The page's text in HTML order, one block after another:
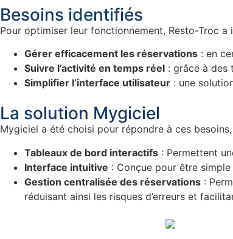
Besoins identifiés
Pour optimiser leur fonctionnement, Resto-Troc
Gérer efficacement les réservations : en
Suivre l’activité en temps réel : grâce à des
Simplifier l’interface utilisateur : une
La solution Mygiciel
Mygiciel a été choisi pour répondre à ces
Tableaux de bord interactifs : Permettent
Interface intuitive : Conçue pour être
Gestion centralisée des réservations :
réduisant ainsi les risques d’erreurs et